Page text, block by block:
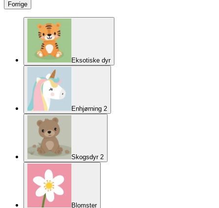
Forrige
Eksotiske dyr
Enhjørning 2
Skogsdyr 2
Blomster